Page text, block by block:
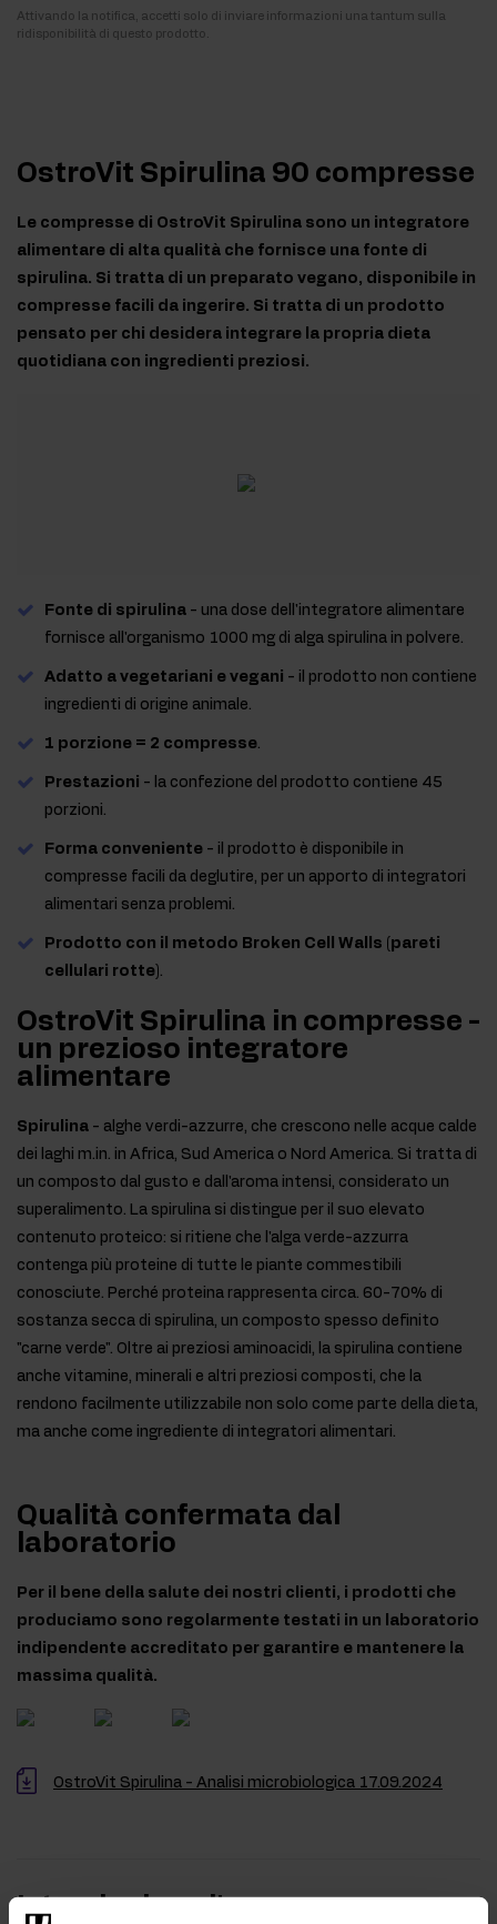
Attivando la notifica, accetti solo di inviare informazioni una tantum sulla
ridisponibilità di questo prodotto.
OstroVit Spirulina 90 compresse
Le compresse di OstroVit Spirulina sono un integratore
alimentare di alta qualità che fornisce una fonte di
spirulina. Si tratta di un preparato vegano, disponibile in
compresse facili da ingerire. Si tratta di un prodotto
pensato per chi desidera integrare la propria dieta
quotidiana con ingredienti preziosi.
Fonte di spirulina - una dose dell'integratore alimentare
fornisce all'organismo 1000 mg di alga spirulina in polvere.
Adatto a vegetariani e vegani - il prodotto non contiene
ingredienti di origine animale.
1 porzione = 2 compresse.
Prestazioni - la confezione del prodotto contiene 45
porzioni.
Forma conveniente - il prodotto è disponibile in
compresse facili da deglutire, per un apporto di integratori
alimentari senza problemi.
Prodotto con il metodo Broken Cell Walls (pareti
cellulari rotte) .
OstroVit Spirulina in compresse -
un prezioso integratore
alimentare
Spirulina - alghe verdi-azzurre, che crescono nelle acque calde
dei laghi m.in. in Africa, Sud America o Nord America. Si tratta di
un composto dal gusto e dall'aroma intensi, considerato un
superalimento. La spirulina si distingue per il suo elevato
contenuto proteico: si ritiene che l'alga verde-azzurra
contenga più proteine di tutte le piante commestibili
conosciute. Perché proteina rappresenta circa. 60-70% di
sostanza secca di spirulina, un composto spesso definito
"carne verde". Oltre ai preziosi aminoacidi, la spirulina contiene
anche vitamine, minerali e altri preziosi composti, che la
rendono facilmente utilizzabile non solo come parte della dieta,
ma anche come ingrediente di integratori alimentari.
Qualità confermata dal
laboratorio
Per il bene della salute dei nostri clienti, i prodotti che
produciamo sono regolarmente testati in un laboratorio
indipendente accreditato per garantire e mantenere la
massima qualità.
OstroVit Spirulina - Analisi microbiologica 17.09.2024
Istruzioni per l'uso